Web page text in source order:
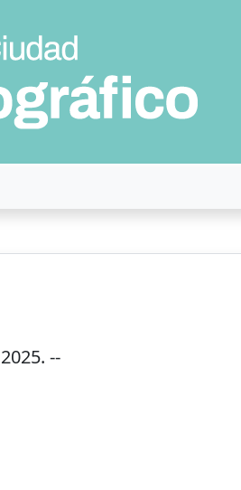
2025. --